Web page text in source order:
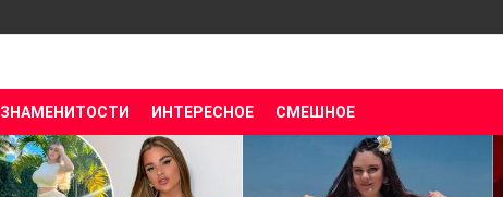
ЗНАМЕНИТОСТИ ИНТЕРЕСНОЕ СМЕШНОЕ